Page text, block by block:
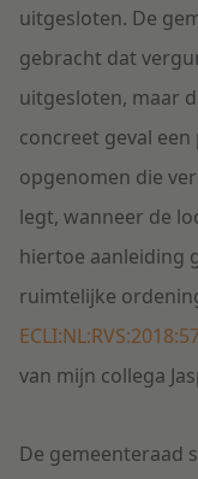
uitgesloten. De
gebracht dat
uitgesloten, maar
concreet geval
opgenomen die
legt, wanneer de
hiertoe aanleiding
ruimtelijke
van mijn collega
De gemeenteraad